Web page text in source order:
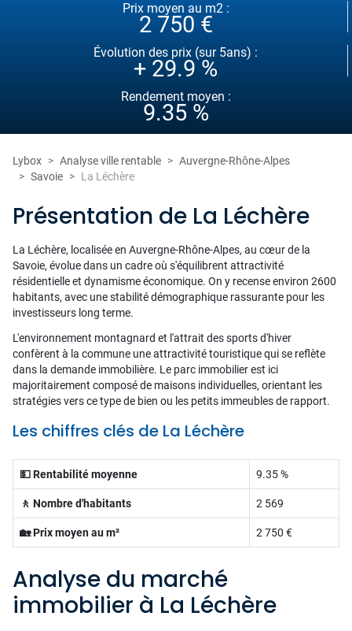
Prix moyen au m2 :
2 750 €
Évolution des prix (sur 5ans) :
+ 29.9 %
Rendement moyen :
9.35 %
Lybox Analyse ville rentable
Auvergne-Rhône-Alpes
Savoie
La Léchère
Présentation de La Léchère
La Léchère, localisée en Auvergne-Rhône-Alpes, au cœur de la
Savoie, évolue dans un cadre où s'équilibrent attractivité
résidentielle et dynamisme économique. On y recense environ 2600
habitants, avec une stabilité démographique rassurante pour les
investisseurs long terme.
L'environnement montagnard et l'attrait des sports d'hiver
confèrent à la commune une attractivité touristique qui se reflète
dans la demande immobilière. Le parc immobilier est ici
majoritairement composé de maisons individuelles, orientant les
stratégies vers ce type de bien ou les petits immeubles de rapport.
Les chiffres clés de La Léchère
💵 Rentabilité moyenne 9.35 %
🚶 Nombre d'habitants 2 569
🏡 Prix moyen au m² 2 750 €
Analyse du marché
immobilier à La Léchère